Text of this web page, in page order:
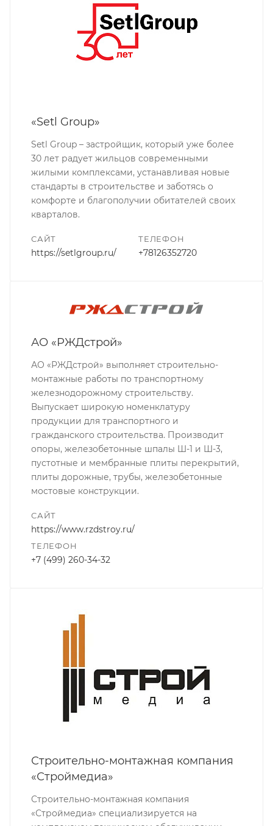
«Setl Group»
Setl Group – застройщик, который уже более
30 лет радует жильцов современными
жилыми комплексами, устанавливая новые
стандарты в строительстве и заботясь о
комфорте и благополучии обитателей своих
кварталов.
САЙТ
https://setlgroup.ru/
ТЕЛЕФОН
+78126352720
АО «РЖДстрой»
АО «РЖДстрой» выполняет строительно-
монтажные работы по транспортному
железнодорожному строительству.
Выпускает широкую номенклатуру
продукции для транспортного и
гражданского строительства. Производит
опоры, железобетонные шпалы Ш-1 и Ш-3,
пустотные и мембранные плиты перекрытий,
плиты дорожные, трубы, железобетонные
мостовые конструкции.
САЙТ
https://www.rzdstroy.ru/
ТЕЛЕФОН
+7 (499) 260-34-32
Строительно-монтажная компания
«Строймедиа»
Строительно-монтажная компания
«Строймедиа» специализируется на